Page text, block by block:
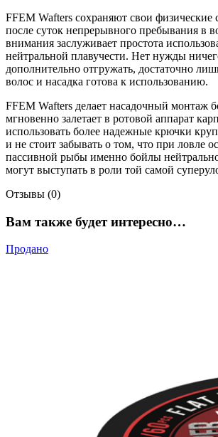
FFEM Wafters сохраняют свои физические
после суток непрерывного пребывания в
внимания заслуживает простота
нейтральной плавучести. Нет нужды
дополнительно отгружать, достаточно
волос и насадка готова к использованию.
FFEM Wafters делает насадочный монтаж
мгновенно залетает в ротовой аппарат
использовать более надежные крючки
и не стоит забывать о том, что при ловле
пассивной рыбы именно бойлы
могут выступать в роли той самой
Отзывы (0)
Вам также будет интересно…
Продано